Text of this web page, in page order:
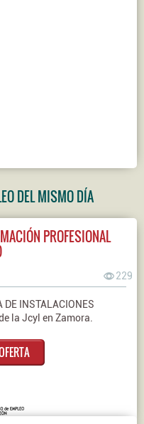
DEL MISMO DÍA
PROFESIONAL
229
INSTALACIONES
la Jcyl en Zamora.